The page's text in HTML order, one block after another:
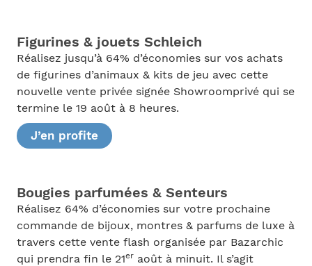
Figurines & jouets Schleich
Réalisez jusqu’à 64% d’économies sur vos achats
de figurines d’animaux & kits de jeu avec cette
nouvelle vente privée signée Showroomprivé qui se
termine le 19 août à 8 heures.
J’en profite
Bougies parfumées & Senteurs
Réalisez 64% d’économies sur votre prochaine
commande de bijoux, montres & parfums de luxe à
travers cette vente flash organisée par Bazarchic
qui prendra fin le 21eraoût à minuit. Il s’agit